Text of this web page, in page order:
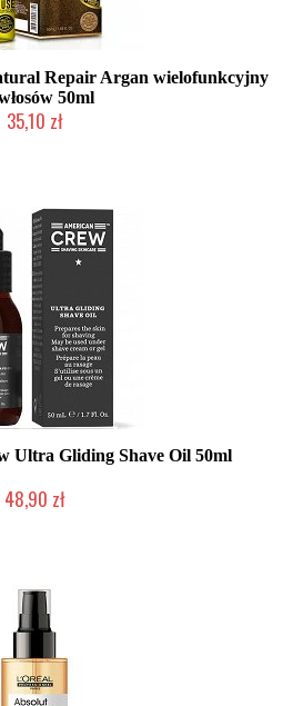
Repair Argan wielofunkcyjny
50ml
35,10 zł
Ultra Gliding Shave Oil 50ml
48,90 zł